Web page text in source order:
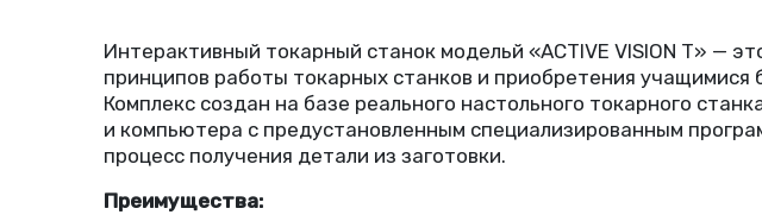
Интерактивный токарный станок модельй «ACTIVE VISION Т» —
принципов работы токарных станков и приобретения
Комплекс создан на базе реального настольного токарного
и компьютера с предустановленным специализированным
процесс получения детали из заготовки.
Преимущества: